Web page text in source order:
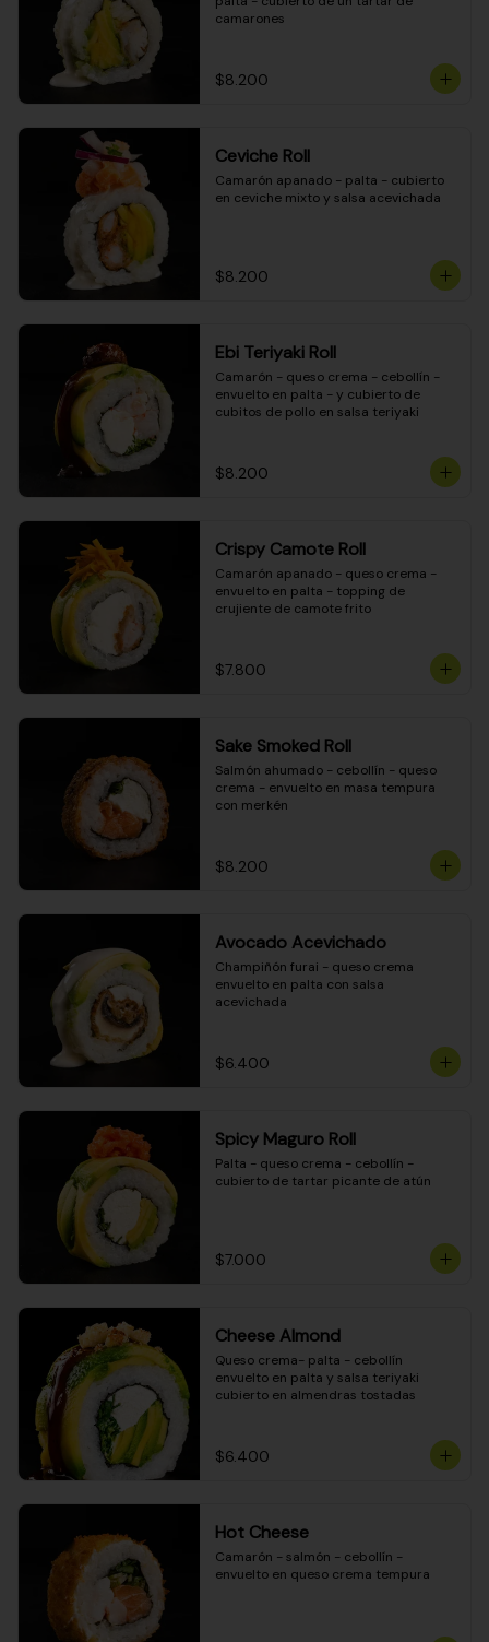
camarones
$8.200
Ceviche Roll
Camarón apanado - palta - cubierto
en ceviche mixto y salsa acevichada
$8.200
Ebi Teriyaki Roll
Camarón - queso crema - cebollín -
envuelto en palta - y cubierto de
cubitos de pollo en salsa teriyaki
$8.200
Crispy Camote Roll
Camarón apanado - queso crema -
envuelto en palta - topping de
crujiente de camote frito
$7.800
Sake Smoked Roll
Salmón ahumado - cebollín - queso
crema - envuelto en masa tempura
con merkén
$8.200
Avocado Acevichado
Champiñón furai - queso crema
envuelto en palta con salsa
acevichada
$6.400
Spicy Maguro Roll
Palta - queso crema - cebollín -
cubierto de tartar picante de atún
$7.000
Cheese Almond
Queso crema- palta - cebollín
envuelto en palta y salsa teriyaki
cubierto en almendras tostadas
$6.400
Hot Cheese
Camarón - salmón - cebollín -
envuelto en queso crema tempura